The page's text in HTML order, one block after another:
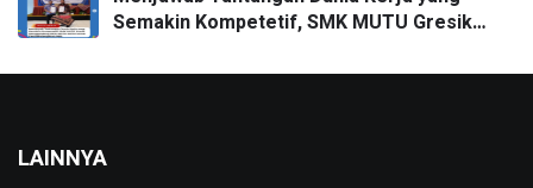
Semakin Kompetetif, SMK MUTU Gresik
Penandatanganan MoU
LAINNYA